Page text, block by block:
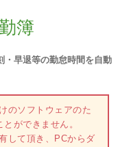
簿
・早退等の勤怠時間を自動
のソフトウェアのた
ができません。
して頂き、PCからダ